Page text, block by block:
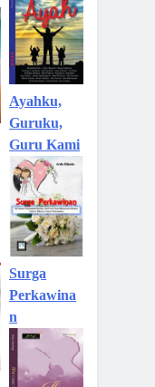
Ayahku,
Guruku,
Guru Kami
Surga
Perkawina
n